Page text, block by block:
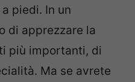
piedi. In un
di apprezzare la
più importanti, di
Ma se avrete